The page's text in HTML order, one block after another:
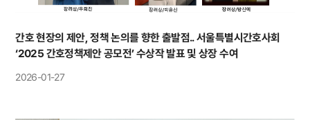
간호 현장의 제안, 정책 논의를 향한 출발점.. 서울특별시간호사회
‘2025 간호정책제안 공모전’ 수상작 발표 및 상장 수여
2026-01-27